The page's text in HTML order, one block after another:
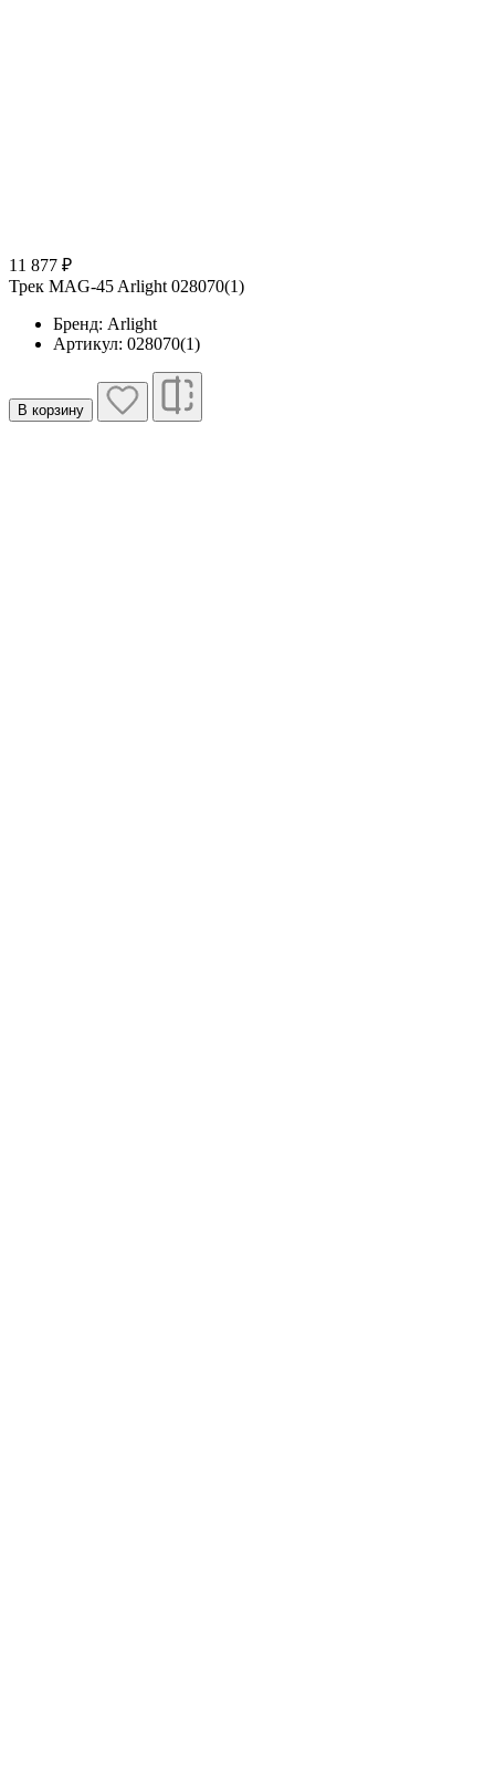
11 877 ₽
Трек MAG-45 Arlight 028070(1)
Бренд: Arlight
Артикул: 028070(1)
В корзину